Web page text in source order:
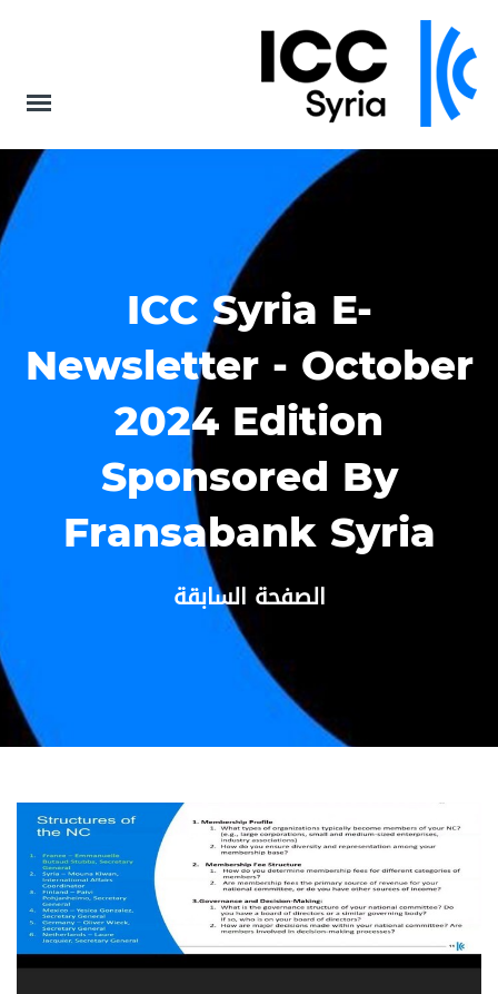
ICC Syria E-
Newsletter - October
2024 Edition
Sponsored By
Fransabank Syria
الصفحة السابقة